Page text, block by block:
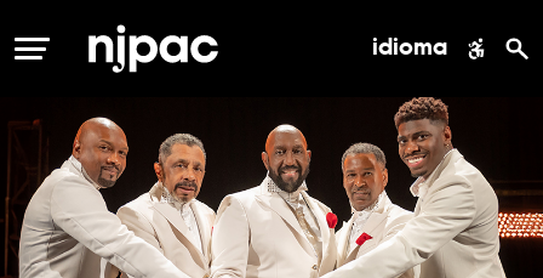
MENÚ idioma